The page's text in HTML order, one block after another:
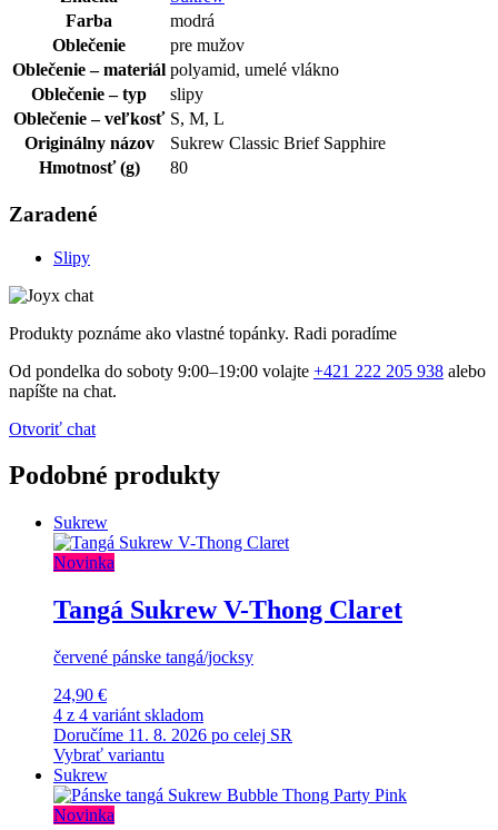
Farba
modrá
Oblečenie
pre mužov
Oblečenie – materiál polyamid, umelé vlákno
Oblečenie – typ
slipy
Oblečenie – veľkosť S, M, L
Originálny názov
Sukrew Classic Brief Sapphire
Hmotnosť (g)
80
Zaradené
Slipy
Produkty poznáme ako vlastné topánky. Radi poradíme
Od pondelka do soboty 9:00–19:00 volajte +421 222 205 938 alebo
napíšte na chat.
Otvoriť chat
Podobné produkty
Sukrew
Novinka
Tangá Sukrew V-Thong Claret
červené pánske tangá/jocksy
24,90 €
4 z 4 variánt skladom
Doručíme 11. 8. 2026 po celej SR
Vybrať variantu
Sukrew
Novinka